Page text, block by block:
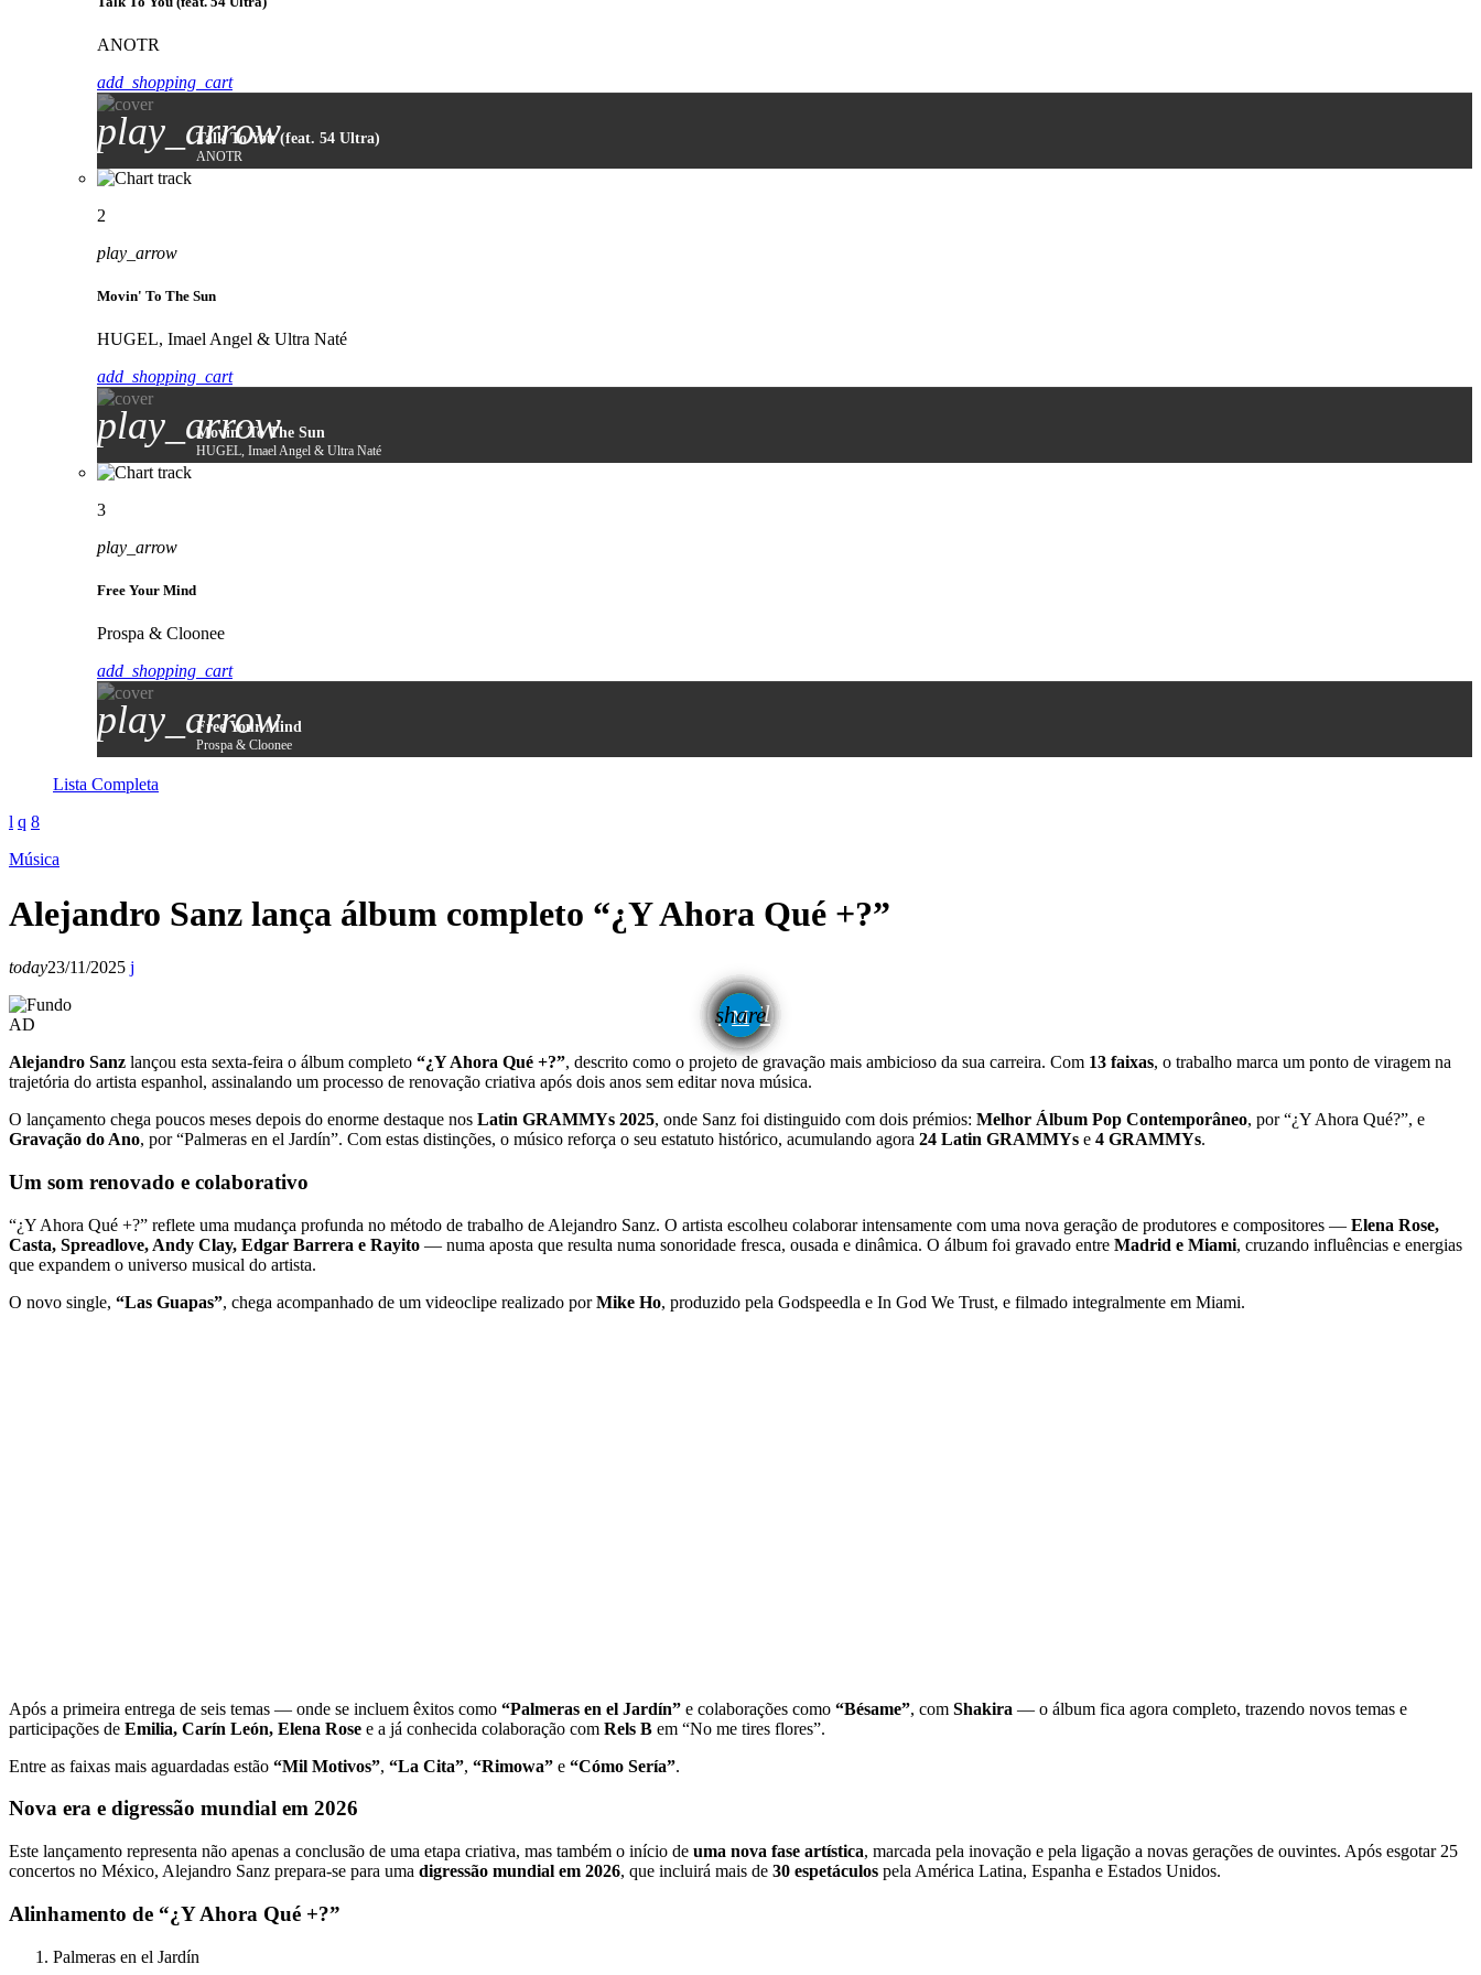
ANOTR
add_shopping_cart
play_arrowTalk To You (feat. 54 Ultra)
ANOTR
2
play_arrow
Movin' To The Sun
HUGEL, Imael Angel & Ultra Naté
add_shopping_cart
play_arrow
Movin' To The Sun
HUGEL, Imael Angel & Ultra Naté
3
play_arrow
Free Your Mind
Prospa & Cloonee
add_shopping_cart
play_arrow
Free Your Mind
Prospa & Cloonee
Lista Completa
Música
Alejandro Sanz lança álbum completo “¿Y Ahora Qué +?”
today23/11/2025
share
email
AD
Alejandro Sanz lançou esta sexta-feira o álbum completo “¿Y Ahora Qué +?”, descrito como o projeto de gravação mais ambicioso da sua carreira. Com 13 faixas, o trabalho marca um ponto de viragem na
trajetória do artista espanhol, assinalando um processo de renovação criativa após dois anos sem editar nova música.
O lançamento chega poucos meses depois do enorme destaque nos Latin GRAMMYs 2025, onde Sanz foi distinguido com dois prémios: Melhor Álbum Pop Contemporâneo, por “¿Y Ahora Qué?”, e
Gravação do Ano, por “Palmeras en el Jardín”. Com estas distinções, o músico reforça o seu estatuto histórico, acumulando agora 24 Latin GRAMMYs e 4 GRAMMYs.
Um som renovado e colaborativo
“¿Y Ahora Qué +?” reflete uma mudança profunda no método de trabalho de Alejandro Sanz. O artista escolheu colaborar intensamente com uma nova geração de produtores e compositores — Elena Rose,
Casta, Spreadlove, Andy Clay, Edgar Barrera e Rayito — numa aposta que resulta numa sonoridade fresca, ousada e dinâmica. O álbum foi gravado entre Madrid e Miami, cruzando influências e energias
que expandem o universo musical do artista.
O novo single, “Las Guapas”, chega acompanhado de um videoclipe realizado porMike Ho, produzido pela Godspeedla e In God We Trust, e filmado integralmente em Miami.
Após a primeira entrega de seis temas — onde se incluem êxitos como “Palmeras en el Jardín” e colaborações como “Bésame”, com Shakira — o álbum fica agora completo, trazendo novos temas e
participações de Emilia, Carín León, Elena Rose e a já conhecida colaboração com Rels B em “No me tires flores”.
Entre as faixas mais aguardadas estão “Mil Motivos”, “La Cita”, “Rimowa” e “Cómo Sería”.
Nova era e digressão mundial em 2026
Este lançamento representa não apenas a conclusão de uma etapa criativa, mas também o início de uma nova fase artística, marcada pela inovação e pela ligação a novas gerações de ouvintes. Após esgotar 25
concertos no México, Alejandro Sanz prepara-se para uma digressão mundial em 2026, que incluirá mais de 30 espetáculos pela América Latina, Espanha e Estados Unidos.
Alinhamento de “¿Y Ahora Qué +?”
Palmeras en el Jardín